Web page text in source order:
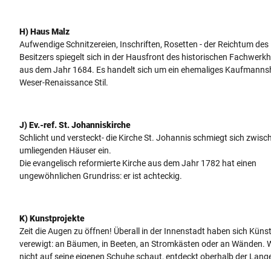
H) Haus Malz
Aufwendige Schnitzereien, Inschriften, Rosetten - der Reichtum des
Besitzers spiegelt sich in der Hausfront des historischen
aus dem Jahr 1684. Es handelt sich um ein ehemaliges
Weser-Renaissance Stil.
J) Ev.-ref. St. Johanniskirche
Schlicht und versteckt- die Kirche St. Johannis schmiegt sich
umliegenden Häuser ein.
Die evangelisch reformierte Kirche aus dem Jahr 1782 hat einen
ungewöhnlichen Grundriss: er ist achteckig.
K) Kunstprojekte
Zeit die Augen zu öffnen! Überall in der Innenstadt haben sich
verewigt: an Bäumen, in Beeten, an Stromkästen oder an Wänden.
nicht auf seine eigenen Schuhe schaut, entdeckt oberhalb der